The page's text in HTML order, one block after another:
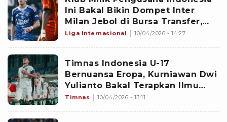
Ini Bakal Bikin Dompet Inter
Milan Jebol di Bursa Transfer,
Nerazzurri Dipaksa Bayar Mahal
Liga Internasional 10/04/2026 - 14:27
Timnas Indonesia U-17
Bernuansa Eropa, Kurniawan Dwi
Yulianto Bakal Terapkan Ilmu
dari Liga Italia di Piala AFF 2026
Timnas 10/04/2026 - 13:11